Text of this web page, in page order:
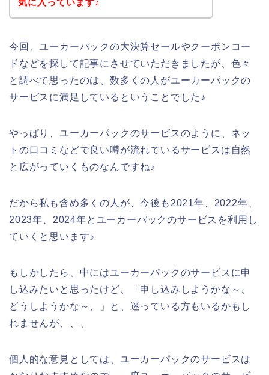
今回、ユーカーパックの大決算セールやクーポンコー
ドなどを探して記事にさせていただきましたが、色々
と調べて思ったのは、数多くの人がユーカーパックの
サービスに満足しているということでした♪
やっぱり、ユーカーパックのサービスのように、ネッ
トの口コミなどで良い噂が流れているサービスは自然
と広がっていくものなんですね♪
だから私も含め多くの人が、今後も2021年、2022年、
2023年、2024年とユーカーパックのサービスを利用し
ていくと思います♪
もしかしたら、中にはユーカーパックのサービスに申
し込みたいと思ったけど、「申し込みしようかな～、
どうしようかな～、」と、迷っている方もいるかもし
れませんが、、、
個人的な意見としては、ユーカーパックのサービスは